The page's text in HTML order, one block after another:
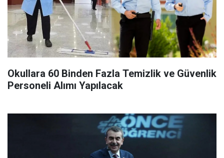
Okullara 60 Binden Fazla Temizlik ve Güvenlik
Personeli Alımı Yapılacak